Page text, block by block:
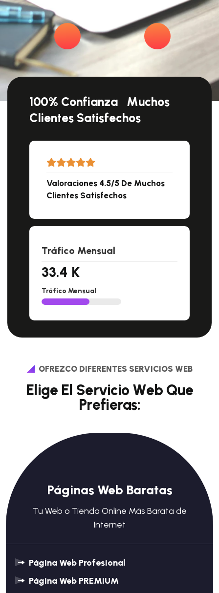
100% Confianza
Muchos
Clientes Satisfechos
Valoraciones 4.5/5 De Muchos
Clientes Satisfechos
Tráfico Mensual
33.4 K
Tráfico Mensual
OFREZCO DIFERENTES SERVICIOS WEB
Elige El Servicio Web Que
Prefieras:
Páginas Web Baratas
Tu Web o Tienda Online Más Barata de
Internet
Página Web Profesional
Página Web PREMIUM